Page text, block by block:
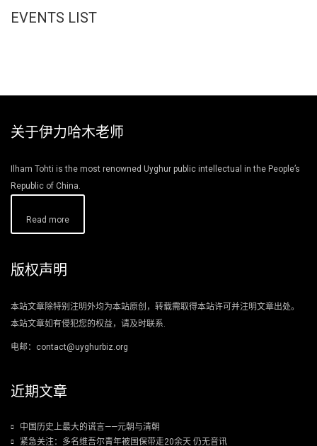
EVENTS LIST
关于伊力哈木老师
Ilham Tohti is the most renowned Uyghur public intellectual in the People’s
Republic of China.
Read more
版权声明
本站文章除特别注明外均为本站原创，转载需取得本站许可并注明文章出处。
本站文章如有侵犯您的权益，请及时联系.
电邮：contact@uyghurbiz.org
近期文章
中国历史上最大的谎言——元朝与清朝
紧急关注：多名维吾尔青年被国保带走20余天 仍无音讯